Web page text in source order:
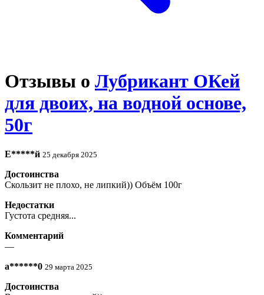
Отзывы о Лубрикант ОКей
для двоих, на водной основе,
50г
Е*****й 25 декабря 2025
Достоинства
Скользит не плохо, не липкий)) Объём 100г
Недостатки
Густота средняя...
Комментарий
—
a******0 29 марта 2025
Достоинства